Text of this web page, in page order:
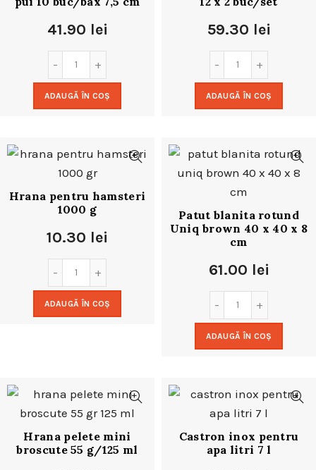
41.90 lei
ADAUGĂ ÎN COȘ
59.30 lei
ADAUGĂ ÎN COȘ
Hrana pentru hamsteri
1000 g
10.30 lei
ADAUGĂ ÎN COȘ
Patut blanita rotund
Uniq brown 40 x 40 x 8
cm
61.00 lei
ADAUGĂ ÎN COȘ
Hrana pelete mini
broscute 55 g/125 ml
Castron inox pentru
apa litri 7 l